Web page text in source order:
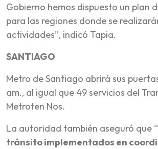
Gobierno hemos dispuesto un plan
para las regiones donde se
actividades”, indicó Tapia.
SANTIAGO
Metro de Santiago abrirá sus
am., al igual que 49 servicios del
Metroten Nos.
La autoridad también aseguró que “
tránsito implementados en